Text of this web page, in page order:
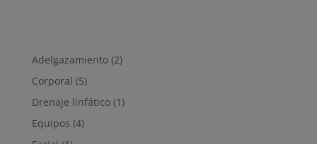
Adelgazamiento(2)
Corporal (5)
Drenaje linfático(1)
Equipos (4)